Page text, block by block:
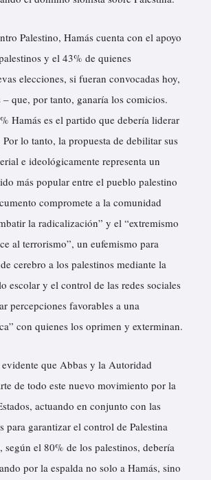
Palestino, Hamás cuenta con el apoyo
y el 43% de quienes
elecciones, si fueran convocadas hoy,
que, por tanto, ganaría los comicios.
Hamás es el partido que debería liderar
lo tanto, la propuesta de debilitar sus
e ideológicamente representa un
más popular entre el pueblo palestino
compromete a la comunidad
la radicalización” y el “extremismo
al terrorismo”, un eufemismo para
cerebro a los palestinos mediante la
escolar y el control de las redes sociales
percepciones favorables a una
con quienes los oprimen y exterminan.
que Abbas y la Autoridad
de todo este nuevo movimiento por la
actuando en conjunto con las
para garantizar el control de Palestina
según el 80% de los palestinos, debería
por la espalda no solo a Hamás, sino